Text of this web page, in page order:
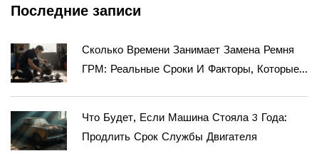
Последние записи
Сколько Времени Занимает Замена Ремня
ГРМ: Реальные Сроки И Факторы, Которые
Что Будет, Если Машина Стояла 3 Года:
Продлить Срок Службы Двигателя